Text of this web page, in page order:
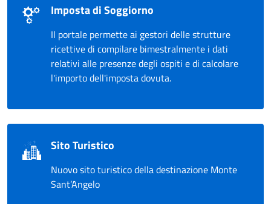
Imposta di Soggiorno
Il portale permette ai gestori delle strutture
ricettive di compilare bimestralmente i dati
relativi alle presenze degli ospiti e di calcolare
l'importo dell'imposta dovuta.
Sito Turistico
Nuovo sito turistico della destinazione Monte
Sant’Angelo